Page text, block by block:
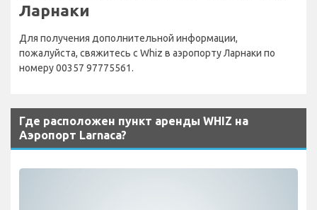
Ларнаки
Для получения дополнительной информации,
пожалуйста, свяжитесь с Whiz в аэропорту Ларнаки по
номеру 00357 97775561.
Где расположен пункт аренды WHIZ на
Аэропорт Larnaca?